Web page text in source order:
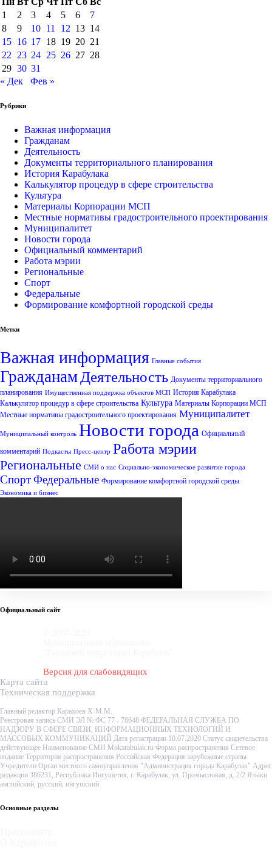
1
2 3 4 5 6
7
8
9 10 11 12 13 14
15 16 17 18 19 20 21
22
23 24 25 26 27 28
29 30 31
« Дек
Фев »
Рубрики
Важная информация
Гражданам
Деятельность
Документы территориального планирования
История Карабулака
Калькулятор процедур в сфере строительства
Культура
Материалы Корпорации МСП
Местные нормативы градостроительного проектирования
Муниципалитет
Новости города
Официальный комментарий
Работа мэрии
Региональные
Спорт
Федеральные
Формирование комфортной городской среды
Метки
Важная информация Главные события
Гражданам Деятельность Документы территориального
планирования Имущественная поддержка объектов МСП История Карабулака
Калькулятор процедур в сфере строительства Культура Материалы Корпорации МСП
Местные нормативы градостроительного проектирования Муниципалитет
Муниципальный контроль Новости города Официальный
комментарий Подкасты Пресс-центр Работа мэрии
Региональные СМИ о нас Социально-экономическое развитие города
СпортФедеральные Формирование комфортной городской среды
Экономика и бизнес
Официальный сайт
Версия для слабовидящих
Карта сайта
Техническая поддержка
Главный редактор Карахоев Х-М.М.
Реестровая запись СМИ ЭЛ № ФС 77 - 78648 ФЕДЕРАЛЬНАЯ СЛУЖБА ПО
НАДЗОРУ В СФЕРЕ СВЯЗИ, ИНФОРМАЦИОННЫХ ТЕХНОЛОГИЙ И
МАССОВЫХ КОММУНИКАЦИЙ Дата регистрации 10.07.2020 Статус свидетельства
действующее Наименование СМИ Mokarabulak.ru Форма распространения Сетевое
издание Территория распространения Российская Федерация зарубежные страны
Учредители Орган местного самоуправления "Администрация города Карабулак" Адрес
редакции 386231, Республика Ингушетия, г. Карабулак, ул. Промысловая, д. 2/2 Языки
английский, русский, ингушский
Основные разделы